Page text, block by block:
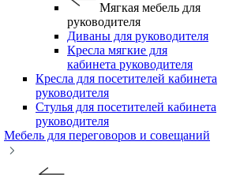
Мягкая мебель для
руководителя
Диваны для руководителя
Кресла мягкие для
кабинета руководителя
Кресла для посетителей кабинета
руководителя
Стулья для посетителей кабинета
руководителя
Мебель для переговоров и совещаний